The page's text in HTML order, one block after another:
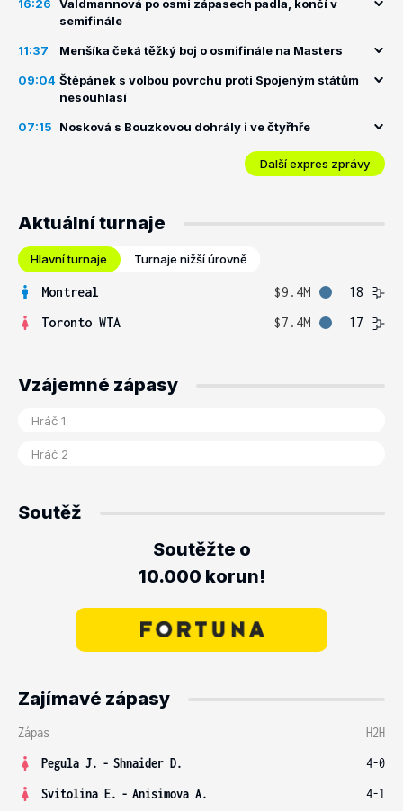
16:26
Valdmannová po osmi zápasech padla, končí v
semifinále
11:37 Menšíka čeká těžký boj o osmifinále na Masters
09:04 Štěpánek s volbou povrchu proti Spojeným státům
nesouhlasí
07:15 Nosková s Bouzkovou dohrály i ve čtyřhře
Další expres zprávy
Aktuální turnaje
Hlavní turnaje Turnaje nižší úrovně
Montreal $9.4M
18
Toronto WTA
$7.4M 17
Vzájemné zápasy
Soutěž
Soutěžte o
10.000 korun!
Zajímavé zápasy
Zápas
H2H
Pegula J. - Shnaider D.
4-0
Svitolina E. - Anisimova A.
4-1